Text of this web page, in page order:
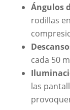
Ángulos
rodillas
cada 50
las